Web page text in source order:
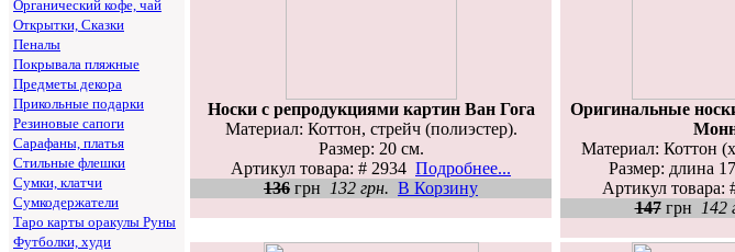
Органический кофе, чай
Открытки, Сказки
Пеналы
Покрывала пляжные
Предметы декора
Прикольные подарки
Резиновые сапоги
Сарафаны, платья
Стильные флешки
Сумки, клатчи
Сумкодержатели
Таро карты оракулы Руны
Футболки, худи
Носки с репродукциями картин Ван Гога
Материал: Коттон, стрейч (полиэстер).
Размер: 20 см.
Артикул товара: # 2934 Подробнее...
136 грн 132 грн. В Корзину
Оригинальные
Материал: Коттон
Размер: длина
Артикул товара:
147грн 142